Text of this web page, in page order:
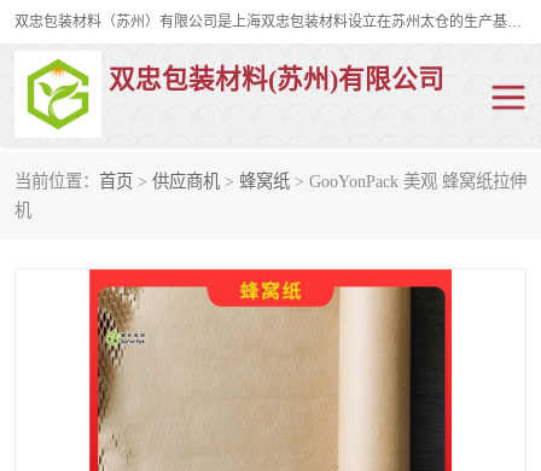
双忠包装材料（苏州）有限公司是上海双忠包装材料设立在苏州太仓的生产基地，占地约2万平米，产品主要有打孔缠绕膜，拉伸蜂窝纸，集装箱充气袋，滑托板，打包带，裹包网兜，防滑纸等箱体和托盘的运输和保护性包材。固永包材®，GooYon Pack®，是我们保护性包装材料的专属品牌。
双忠包装材料(苏州)有限公司
当前位置： 首页 > 供应商机 > 蜂窝纸 > GooYonPack 美观 蜂窝纸拉伸
机
裹包网兜 纤维打包带